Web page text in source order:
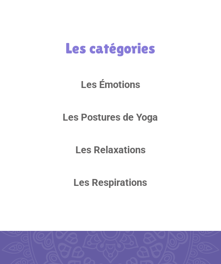
Les catégories
Les Émotions
Les Postures de Yoga
Les Relaxations
Les Respirations